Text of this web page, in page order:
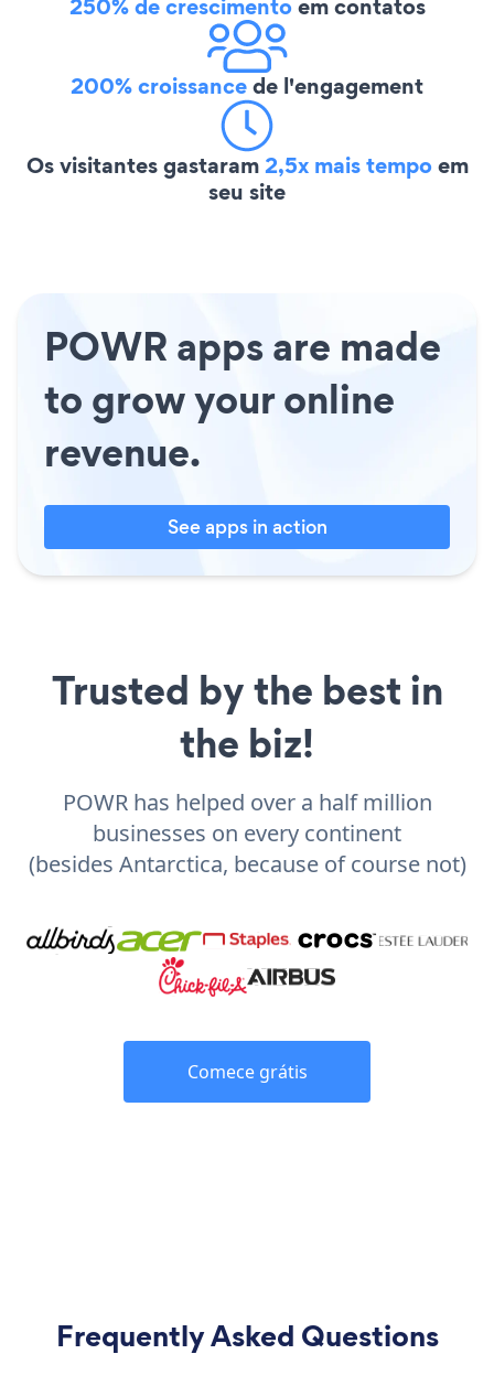
250% de crescimentoem contatos
200% croissancede l'engagement
Os visitantes gastaram2,5x mais tempoem
seu site
POWR apps are made
to grow your online
revenue.
See apps in action
Trusted by the best in
the biz!
POWR has helped over a half million
businesses on every continent
(besides Antarctica, because of course not)
Comece grátis
Frequently Asked Questions